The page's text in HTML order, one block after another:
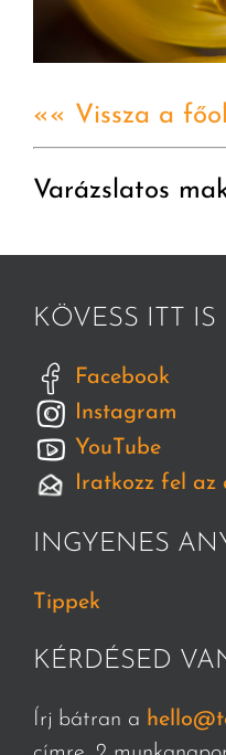
«« Vissza a
Varázslatos
KÖVESS ITT IS
Facebook
Instagram
YouTube
Iratkozz fel az
INGYENES
Tippek
KÉRDÉSED
Írj bátran a